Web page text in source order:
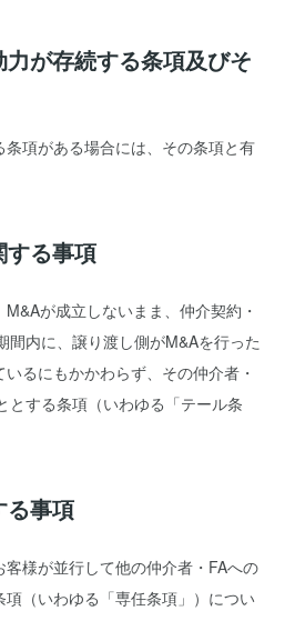
が存続する条項及びそ
項がある場合には、その条項と有
る事項
が成立しないまま、仲介契約・
間内に、譲り渡し側がM&Aを行った
るにもかかわらず、その仲介者・
とする条項（いわゆる「テール条
る事項
様が並行して他の仲介者・FAへの
（いわゆる「専任条項」）につい